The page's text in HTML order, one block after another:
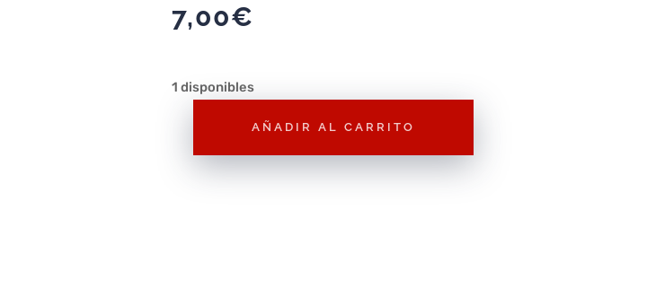
7,00€
1 disponibles
AÑADIR AL CARRITO